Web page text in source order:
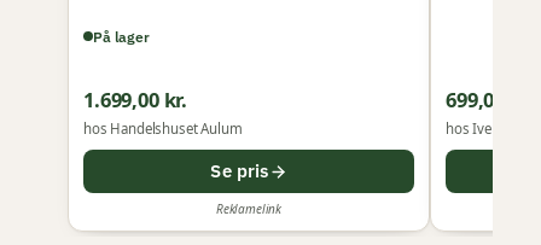
På lager
1.699,00 kr.
hos Handelshuset Aulum
Se pris
Reklamelink
699,00 kr.
hos Iversen